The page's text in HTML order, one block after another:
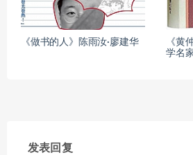
《做书的人》陈雨汝·廖建华
《黄
学名
发表回复